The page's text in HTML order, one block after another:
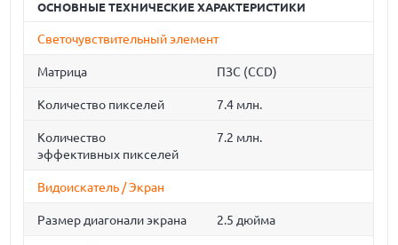
ОСНОВНЫЕ ТЕХНИЧЕСКИЕ ХАРАКТЕРИСТИКИ
Светочувствительный элемент
Матрица ПЗС (CCD)
Количество пикселей 7.4 млн.
Количество
эффективных пикселей
7.2 млн.
Видоискатель / Экран
Размер диагонали экрана 2.5 дюйма